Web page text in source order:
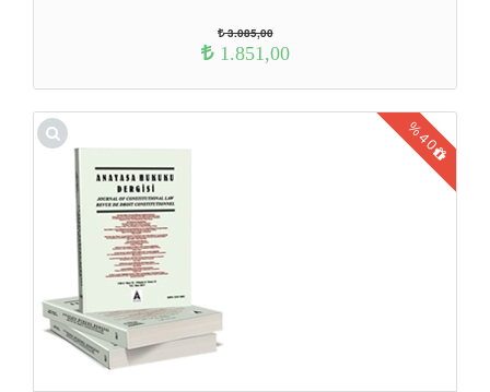
3.085,00
1.851,00
%40